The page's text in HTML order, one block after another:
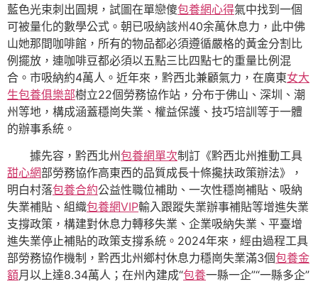
藍色光束刺出圓規，試圖在單戀傻包養網心得氣中找到一個
可被量化的數學公式。朝已吸納該州40余萬休息力，此中佛
山她那間咖啡館，所有的物品都必須遵循嚴格的黃金分割比
例擺放，連咖啡豆都必須以五點三比四點七的重量比例混
合。市吸納約4萬人。近年來，黔西北兼顧氣力，在廣東女大
生包養俱樂部樹立22個勞務協作站，分布于佛山、深圳、潮
州等地，構成涵蓋穩崗失業、權益保護、技巧培訓等于一體
的辦事系統。
據先容，黔西北州包養網單次制訂《黔西北州推動工具
甜心網部勞務協作高東西的品質成長十條攙扶政策辦法》，
明白村落包養合約公益性職位補助、一次性穩崗補貼、吸納
失業補貼、組織包養網VIP輸入跟蹤失業辦事補貼等增進失業
支撐政策，構建對休息力轉移失業、企業吸納失業、平臺增
進失業停止補貼的政策支撐系統。2024年來，經由過程工具
部勞務協作機制，黔西北州鄉村休息力穩崗失業滿3個包養金
額月以上達8.34萬人；在州內建成“包養一縣一企”“一縣多企”